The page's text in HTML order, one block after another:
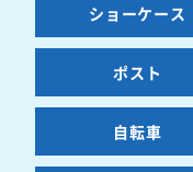
ショーケース
ポスト
自転車